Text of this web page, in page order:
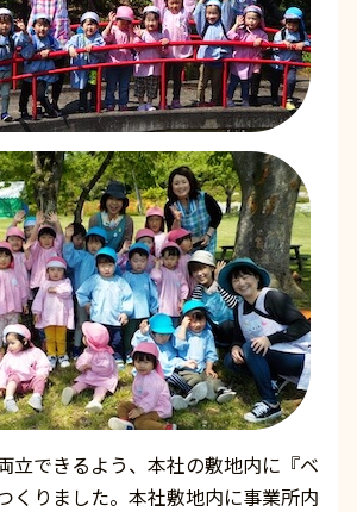
立できるよう、本社の敷地内に『ベ
くりました。本社敷地内に事業所内